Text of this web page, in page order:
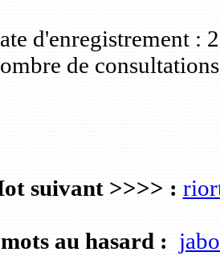
d'enregistrement :
de
suivant >>>> :
au hasard :